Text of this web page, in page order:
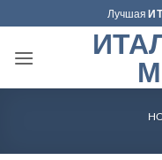
to
content
Лучшая